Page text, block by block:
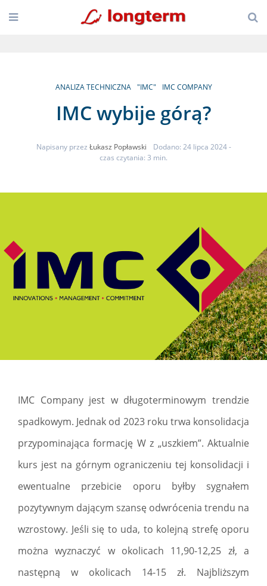
ANALIZA TECHNICZNA "IMC" IMC COMPANY
IMC wybije górą?
Napisany przez Łukasz Popławski Dodano: 24 lipca 2024 -
czas czytania: 3 min.
IMC Company jest w długoterminowym trendzie
spadkowym. Jednak od 2023 roku trwa konsolidacja
przypominająca formację W z „uszkiem”. Aktualnie
kurs jest na górnym ograniczeniu tej konsolidacji i
ewentualne przebicie oporu byłby sygnałem
pozytywnym dającym szansę odwrócenia trendu na
wzrostowy. Jeśli się to uda, to kolejną strefę oporu
można wyznaczyć w okolicach 11,90-12,25 zł, a
następną w okolicach 14-15 zł. Najbliższym